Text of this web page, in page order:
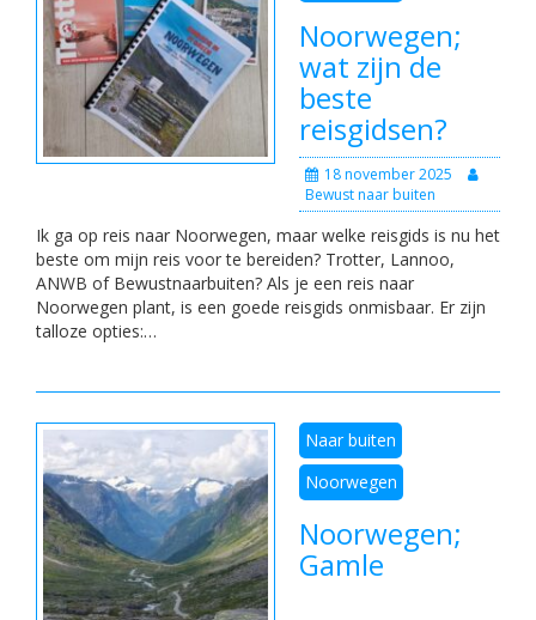
Noorwegen;
wat zijn de
beste
reisgidsen?
18 november 2025
Bewust naar buiten
Ik ga op reis naar Noorwegen, maar welke reisgids is nu het
beste om mijn reis voor te bereiden? Trotter, Lannoo,
ANWB of Bewustnaarbuiten? Als je een reis naar
Noorwegen plant, is een goede reisgids onmisbaar. Er zijn
talloze opties:…
Naar buiten
Noorwegen
Noorwegen;
Gamle